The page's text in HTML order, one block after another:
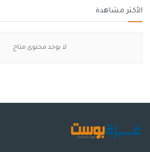
والاختبارات المستمرة للمنصة.
الأكثر مشاهدة
لا يوجد محتوى متاح